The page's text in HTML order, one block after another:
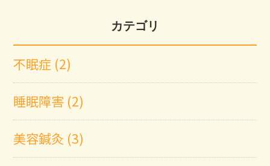
カテゴリ
不眠症 (2)
睡眠障害 (2)
美容鍼灸 (3)